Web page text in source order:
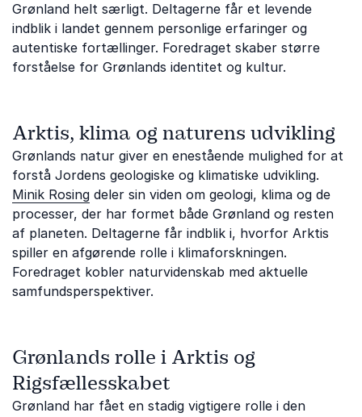
Grønland helt særligt. Deltagerne får et levende
indblik i landet gennem personlige erfaringer og
autentiske fortællinger. Foredraget skaber større
forståelse for Grønlands identitet og kultur.
Arktis, klima og naturens udvikling
Grønlands natur giver en enestående mulighed for at
forstå Jordens geologiske og klimatiske udvikling.
Minik Rosing deler sin viden om geologi, klima og de
processer, der har formet både Grønland og resten
af planeten. Deltagerne får indblik i, hvorfor Arktis
spiller en afgørende rolle i klimaforskningen.
Foredraget kobler naturvidenskab med aktuelle
samfundsperspektiver.
Grønlands rolle i Arktis og
Rigsfællesskabet
Grønland har fået en stadig vigtigere rolle i den